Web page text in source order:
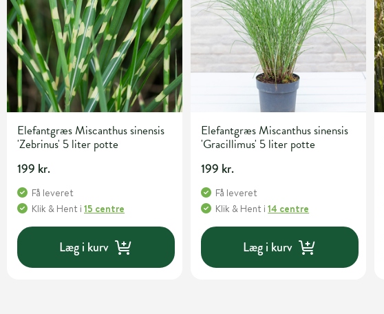
Elefantgræs Miscanthus sinensis
'Zebrinus' 5 liter potte
199 kr.
Få leveret
Klik & Hent i 15 centre
Læg i kurv
Elefantgræs Miscanthus sinensis
'Gracillimus' 5 liter potte
199 kr.
Få leveret
Klik & Hent i14 centre
Læg i kurv